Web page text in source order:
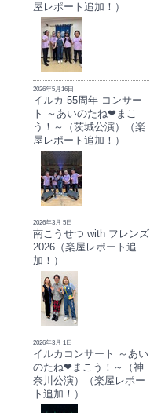
屋レポート追加！）
2026年5月16日
イルカ 55周年 コンサー
ト ～あいのたね❤まこ
う！～（茨城公演）（楽
屋レポート追加！）
2026年3月 5日
南こうせつ with フレンズ
2026（楽屋レポート追
加！）
2026年3月 1日
イルカコンサート ～あい
のたね❤まこう！～（神
奈川公演）（楽屋レポー
ト追加！）